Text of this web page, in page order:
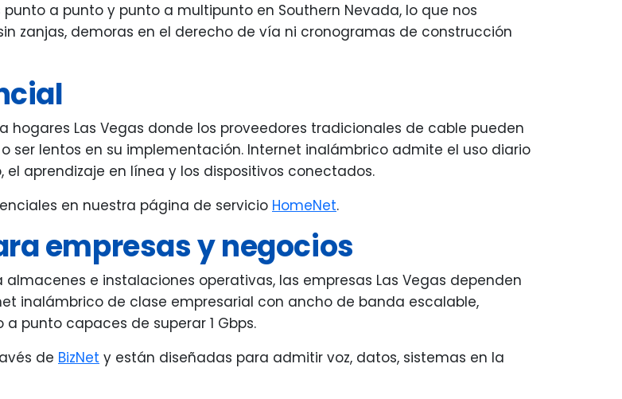
a punto y punto a multipunto en Southern Nevada, lo que nos
zanjas, demoras en el derecho de vía ni cronogramas de construcción
Las Vegas donde los proveedores tradicionales de cable pueden
ser lentos en su implementación. Internet inalámbrico admite el uso diario
aprendizaje en línea y los dispositivos conectados.
en nuestra página de servicio HomeNet.
empresas y negocios
e instalaciones operativas, las empresas Las Vegas dependen
inalámbrico de clase empresarial con ancho de banda escalable,
punto capaces de superar 1 Gbps.
de BizNet y están diseñadas para admitir voz, datos, sistemas en la